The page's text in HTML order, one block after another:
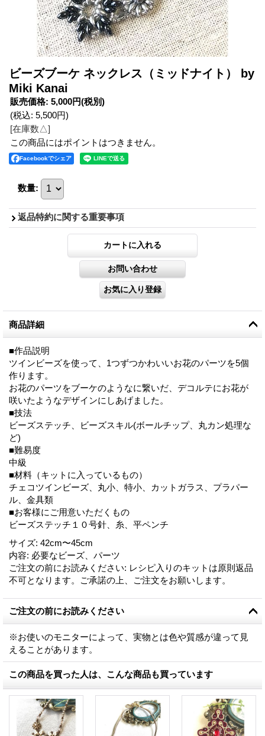
ビーズブーケ ネックレス（ミッドナイト） by
Miki Kanai
販売価格: 5,000円(税別)
(税込: 5,500円)
[在庫数△]
この商品にはポイントはつきません。
Facebookでシェア
数量:
返品特約に関する重要事項
商品詳細
■作品説明
ツインビーズを使って、1つずつかわいいお花のパーツを5個
作ります。
お花のパーツをブーケのようなに繋いだ、デコルテにお花が
咲いたようなデザインにしあげました。
■技法
ビーズステッチ、ビーズスキル(ボールチップ、丸カン処理な
ど)
■難易度
中級
■材料（キットに入っているもの）
チェコツインビーズ、丸小、特小、カットガラス、プラパー
ル、金具類
■お客様にご用意いただくもの
ビーズステッチ１０号針、糸、平ペンチ
サイズ: 42cm〜45cm
内容: 必要なビーズ、パーツ
ご注文の前にお読みください: レシピ入りのキットは原則返品
不可となります。ご承諾の上、ご注文をお願いします。
ご注文の前にお読みください
※お使いのモニターによって、実物とは色や質感が違って見
えることがあります。
この商品を買った人は、こんな商品も買っています